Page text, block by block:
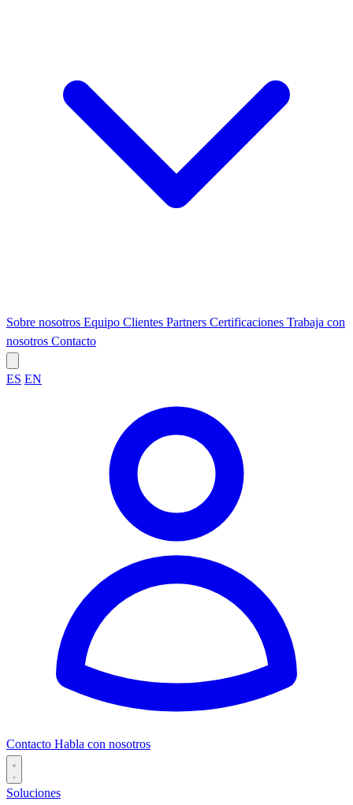
Sobre nosotros Equipo Clientes Partners Certificaciones Trabaja con
nosotros Contacto
ES EN
Contacto Habla con nosotros
Soluciones